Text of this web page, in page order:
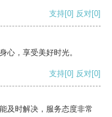
支持[0] 反对[0]
心，享受美好时光。
支持[0] 反对[0]
及时解决，服务态度非常